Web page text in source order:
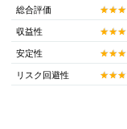
総合評価
収益性
安定性
リスク回避性